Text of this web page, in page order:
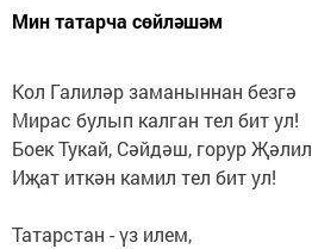
Мин татарча сөйләшәм
Кол Галиләр заманыннан безгә
Мирас булып калган тел бит ул!
Боек Тукай, Сәйдәш, горур Җәлил
Иҗат иткән камил тел бит ул!
Татарстан - үз илем,